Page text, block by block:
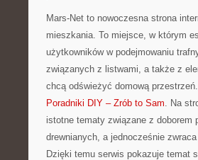
Mars-Net to nowoczesna strona
mieszkania. To miejsce, w którym
użytkowników w podejmowaniu
związanych z listwami, a także z
chcą odświeżyć domową
Poradniki DIY – Zrób to Sam. Na
istotne tematy związane z doborem
drewnianych, a jednocześnie
Dzięki temu serwis pokazuje temat